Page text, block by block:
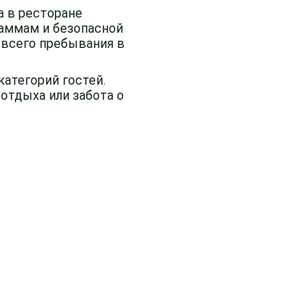
в ресторане
и безопасной
пребывания в
гостей.
или забота о